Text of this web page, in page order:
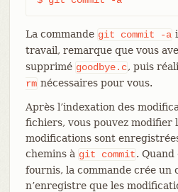
La commande git commit -a
travail, remarque que vous
supprimé goodbye.c, puis
rm nécessaires pour vous.
Après l’indexation des
fichiers, vous pouvez modifier
modifications sont
chemins à git commit. Quand
fournis, la commande crée un
n’enregistre que les